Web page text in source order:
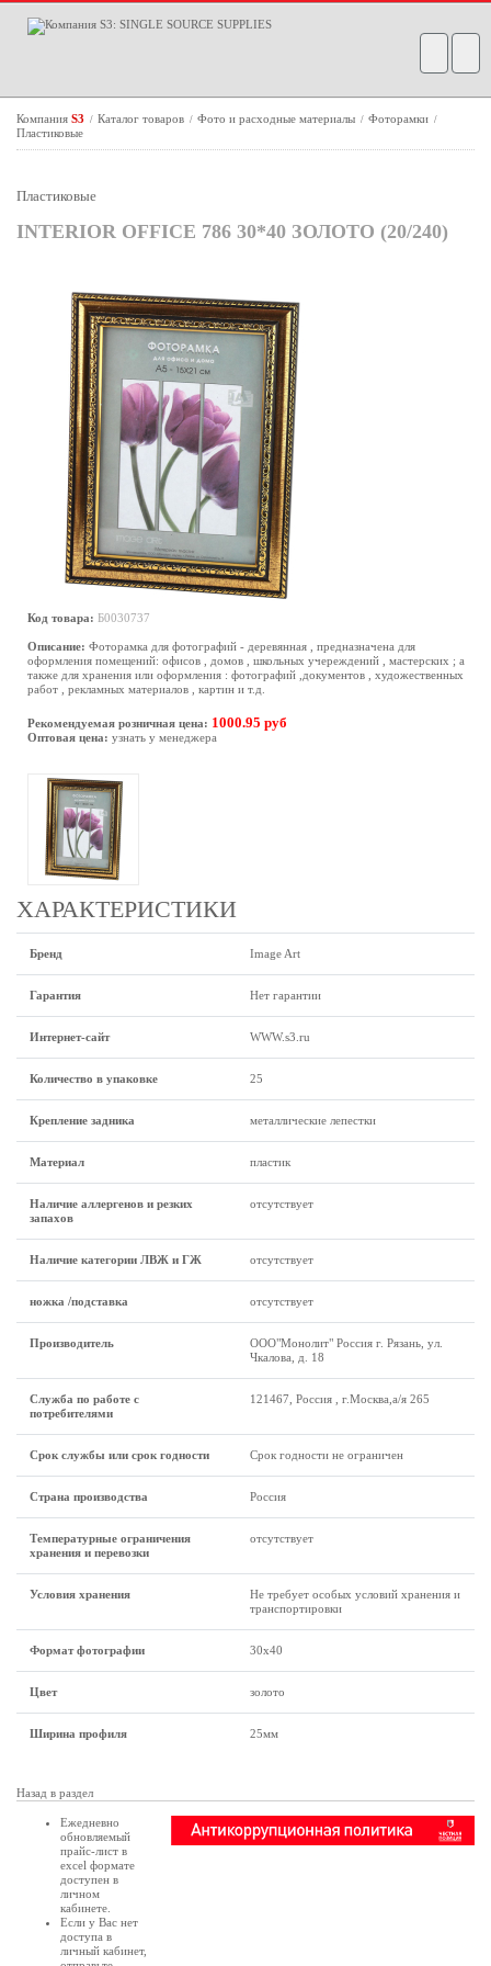
Компания S3 / Каталог товаров / Фото и расходные материалы / Фоторамки /
Пластиковые
Пластиковые
INTERIOR OFFICE 786 30*40 ЗОЛОТО (20/240)
Код товара: Б0030737
Описание: Фоторамка для фотографий - деревянная , предназначена для
оформления помещений: офисов , домов , школьных учереждений , мастерских ; а
также для хранения или оформления : фотографий ,документов , художественных
работ , рекламных материалов , картин и т.д.
Рекомендуемая розничная цена: 1000.95 руб
Оптовая цена: узнать у менеджера
ХАРАКТЕРИСТИКИ
Бренд Image Art
Гарантия Нет гарантии
Интернет-сайт WWW.s3.ru
Количество в упаковке 25
Крепление задника металлические лепестки
Материал пластик
Наличие аллергенов и резких
запахов
отсутствует
Наличие категории ЛВЖ и ГЖ отсутствует
ножка /подставка отсутствует
Производитель
ООО"Монолит" Россия г. Рязань, ул.
Чкалова, д. 18
Служба по работе с
потребителями
121467, Россия , г.Москва,а/я 265
Срок службы или срок годности Срок годности не ограничен
Страна производства Россия
Температурные ограничения
хранения и перевозки
отсутствует
Условия хранения
Не требует особых условий хранения и
транспортировки
Формат фотографии 30х40
Цвет золото
Ширина профиля 25мм
Назад в раздел
Ежедневно
обновляемый
прайс-лист в
excel формате
доступен в
личном
кабинете
Если у Вас нет
доступа в
личный кабинет,